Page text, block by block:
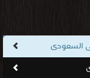
السعودى